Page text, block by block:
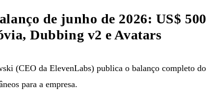
de junho de 2026: US$
Dubbing v2 e Avatars
(CEO da ElevenLabs) publica o balanço completo do
para a empresa.